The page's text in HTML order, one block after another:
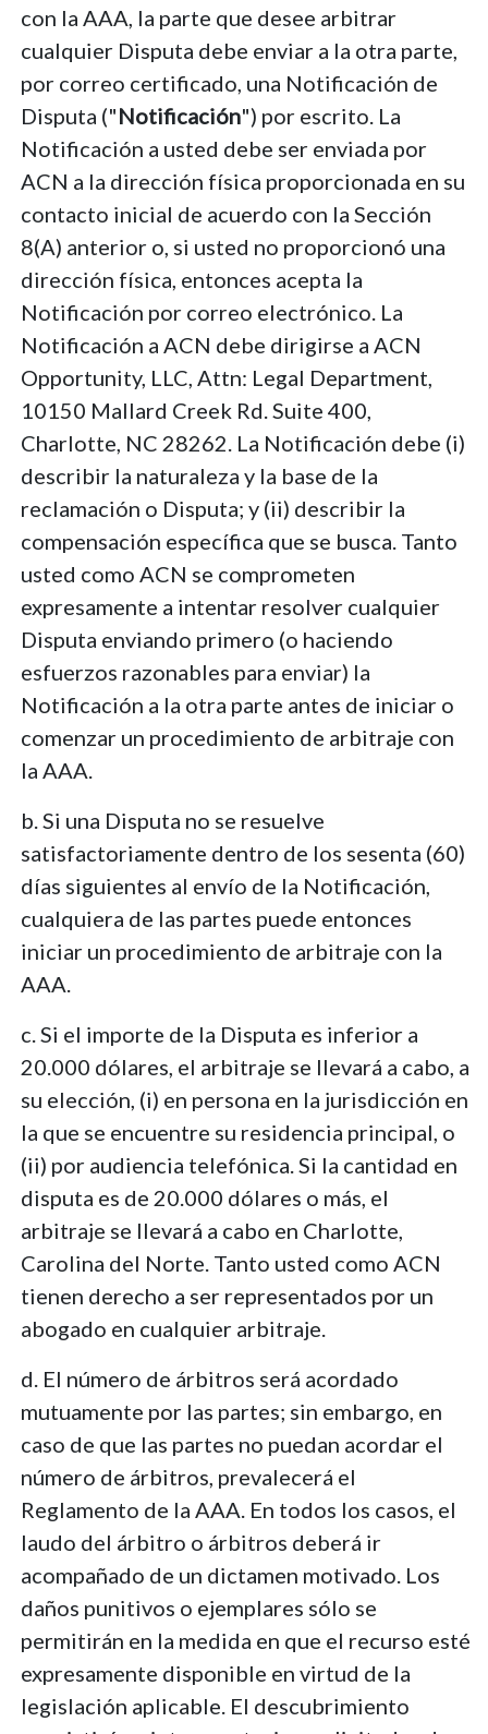
con la AAA, la parte que desee arbitrar
cualquier Disputa debe enviar a la otra parte,
por correo certificado, una Notificación de
Disputa ("Notificación") por escrito. La
Notificación a usted debe ser enviada por
ACN a la dirección física proporcionada en su
contacto inicial de acuerdo con la Sección
8(A) anterior o, si usted no proporcionó una
dirección física, entonces acepta la
Notificación por correo electrónico. La
Notificación a ACN debe dirigirse a ACN
Opportunity, LLC, Attn: Legal Department,
10150 Mallard Creek Rd. Suite 400,
Charlotte, NC 28262. La Notificación debe (i)
describir la naturaleza y la base de la
reclamación o Disputa; y (ii) describir la
compensación específica que se busca. Tanto
usted como ACN se comprometen
expresamente a intentar resolver cualquier
Disputa enviando primero (o haciendo
esfuerzos razonables para enviar) la
Notificación a la otra parte antes de iniciar o
comenzar un procedimiento de arbitraje con
la AAA.
b. Si una Disputa no se resuelve
satisfactoriamente dentro de los sesenta (60)
días siguientes al envío de la Notificación,
cualquiera de las partes puede entonces
iniciar un procedimiento de arbitraje con la
AAA.
c. Si el importe de la Disputa es inferior a
20.000 dólares, el arbitraje se llevará a cabo, a
su elección, (i) en persona en la jurisdicción en
la que se encuentre su residencia principal, o
(ii) por audiencia telefónica. Si la cantidad en
disputa es de 20.000 dólares o más, el
arbitraje se llevará a cabo en Charlotte,
Carolina del Norte. Tanto usted como ACN
tienen derecho a ser representados por un
abogado en cualquier arbitraje.
d. El número de árbitros será acordado
mutuamente por las partes; sin embargo, en
caso de que las partes no puedan acordar el
número de árbitros, prevalecerá el
Reglamento de la AAA. En todos los casos, el
laudo del árbitro o árbitros deberá ir
acompañado de un dictamen motivado. Los
daños punitivos o ejemplares sólo se
permitirán en la medida en que el recurso esté
expresamente disponible en virtud de la
legislación aplicable. El descubrimiento